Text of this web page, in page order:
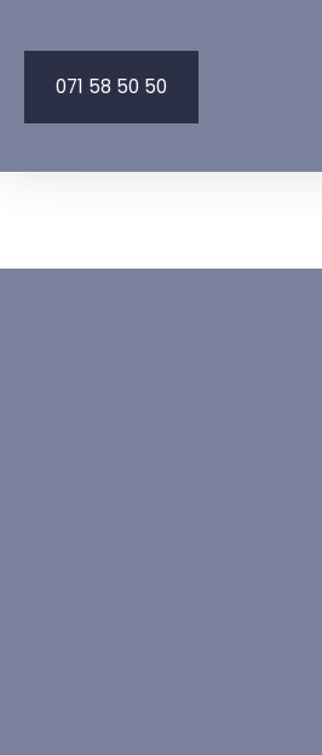
071 58 50 50